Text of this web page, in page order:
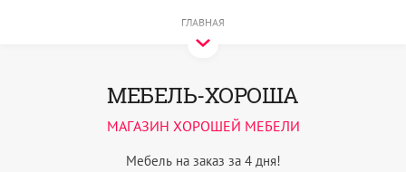
ГЛАВНАЯ
Мебель на заказ за 4 дня!
МЕБЕЛЬ-ХОРОША
МАГАЗИН ХОРОШЕЙ МЕБЕЛИ